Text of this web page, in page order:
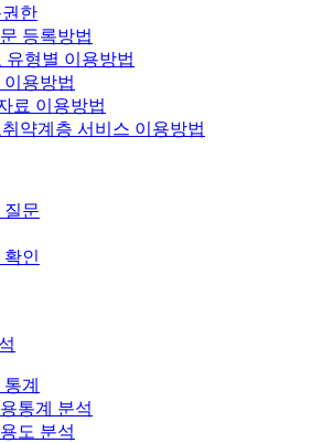
한
등록방법
유형별 이용방법
용방법
료 이용방법
약계층 서비스 이용방법
질문
인
계
통계 분석
도 분석